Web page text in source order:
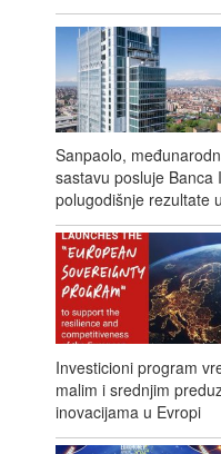
Sanpaolo,
sastavu posluje Banca
polugodišnje rezultate u
Investicioni program
malim i srednjim
inovacijama u